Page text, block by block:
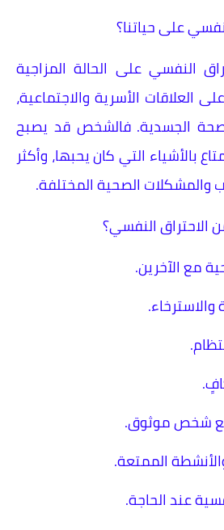
على حياتنا؟
النفسي على الحالة المزاجية
العلاقات الأسرية والاجتماعية،
الجسدية. فالشخص قد يصبح
بالأشياء التي كان يحبها، وأكثر
والمشكلات الصحية المختلفة.
الاحتراق النفسي؟
مع الآخرين.
شخص موثوق.
الممتعة.
عند الحاجة.